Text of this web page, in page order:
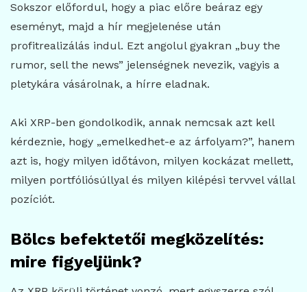
Sokszor előfordul, hogy a piac előre beáraz egy
eseményt, majd a hír megjelenése után
profitrealizálás indul. Ezt angolul gyakran „buy the
rumor, sell the news” jelenségnek nevezik, vagyis a
pletykára vásárolnak, a hírre eladnak.
Aki XRP-ben gondolkodik, annak nemcsak azt kell
kérdeznie, hogy „emelkedhet-e az árfolyam?”, hanem
azt is, hogy milyen időtávon, milyen kockázat mellett,
milyen portfóliósúllyal és milyen kilépési tervvel vállal
pozíciót.
Bölcs befektetői megközelítés:
mire figyeljünk?